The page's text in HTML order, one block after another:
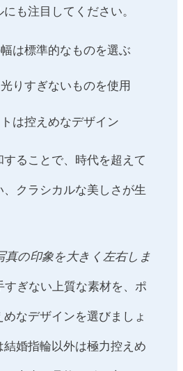
も注目してください。
は標準的なものを選ぶ
りすぎないものを使用
は控えめなデザイン
ることで、時代を超えて
、クラシカルな美しさが生
真の印象を大きく左右しま
すぎない上質な素材を、ポ
なデザインを選びましょ
結婚指輪以外は極力控えめ